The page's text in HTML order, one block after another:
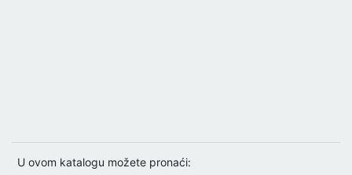
U ovom katalogu možete pronaći: